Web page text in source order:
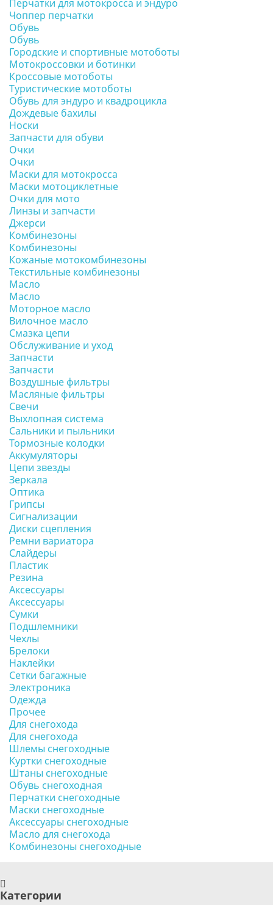
Перчатки для мотокросса и эндуро
Чоппер перчатки
Обувь
Обувь
Городские и спортивные мотоботы
Мотокроссовки и ботинки
Кроссовые мотоботы
Туристические мотоботы
Обувь для эндуро и квадроцикла
Дождевые бахилы
Носки
Запчасти для обуви
Очки
Очки
Маски для мотокросса
Маски мотоциклетные
Очки для мото
Линзы и запчасти
Джерси
Комбинезоны
Комбинезоны
Кожаные мотокомбинезоны
Текстильные комбинезоны
Масло
Масло
Моторное масло
Вилочное масло
Смазка цепи
Обслуживание и уход
Запчасти
Запчасти
Воздушные фильтры
Масляные фильтры
Свечи
Выхлопная система
Сальники и пыльники
Тормозные колодки
Аккумуляторы
Цепи звезды
Зеркала
Оптика
Грипсы
Сигнализации
Диски сцепления
Ремни вариатора
Слайдеры
Пластик
Резина
Аксессуары
Аксессуары
Сумки
Подшлемники
Чехлы
Брелоки
Наклейки
Сетки багажные
Электроника
Одежда
Прочее
Для снегохода
Для снегохода
Шлемы снегоходные
Куртки снегоходные
Штаны снегоходные
Обувь снегоходная
Перчатки снегоходные
Маски снегоходные
Аксессуары снегоходные
Масло для снегохода
Комбинезоны снегоходные
Категории